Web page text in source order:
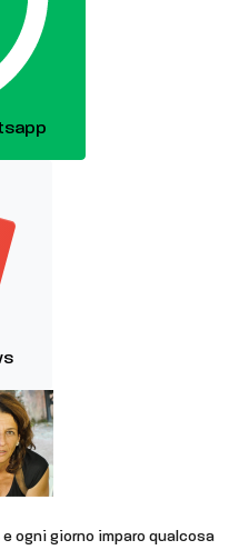
ogni giorno imparo qualcosa